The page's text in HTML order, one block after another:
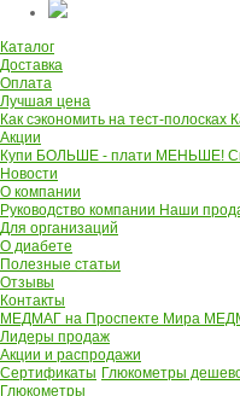
Каталог
Доставка
Оплата
Лучшая цена
Как сэкономить на тест-полосках
Акции
Купи БОЛЬШЕ - плати МЕНЬШЕ!
Новости
О компании
Руководство компании Наши
Для организаций
О диабете
Полезные статьи
Отзывы
Контакты
МЕДМАГ на Проспекте Мира
Лидеры продаж
Акции и распродажи
Сертификаты Глюкометры
Глюкометры